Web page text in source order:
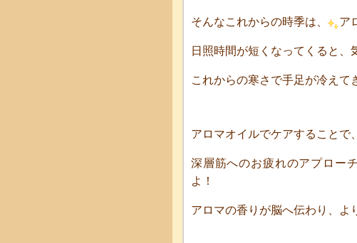
そんなこれからの時季は、 ア
日照時間が短くなってくると
これからの寒さで手足が冷えて
アロマオイルでケアすることで
深層筋へのお疲れのアプロー
よ！
アロマの香りが脳へ伝わり、よ